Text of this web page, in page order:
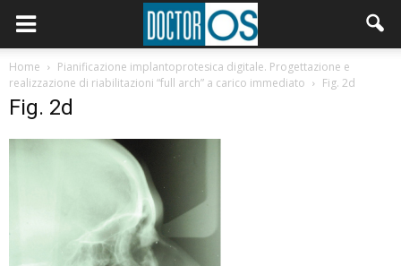
Home
Pianificazione implantoprotesica digitale. Progettazione e
realizzazione di riabilitazioni “full arch” a carico immediato
Fig. 2d
Fig. 2d